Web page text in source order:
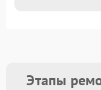
Этапы